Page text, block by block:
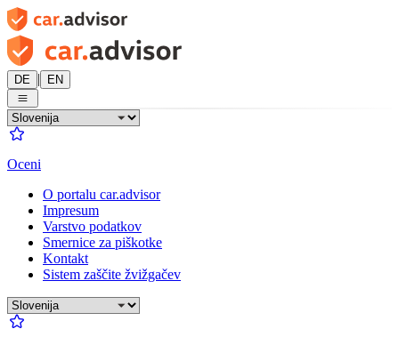
DE | EN
Oceni
O portalu car.advisor
Impresum
Varstvo podatkov
Smernice za piškotke
Kontakt
Sistem zaščite žvižgačev